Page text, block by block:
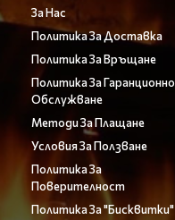
За Нас
Политика За Доставка
Политика За Връщане
Политика За Гаранционно
Обслужване
Методи За Плащане
Условия За Ползване
Политика За
Поверителност
Политика За "Бисквитки"